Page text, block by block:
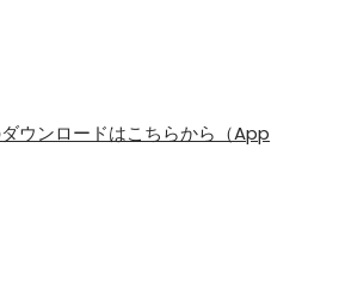
ダウンロードはこちらから（App